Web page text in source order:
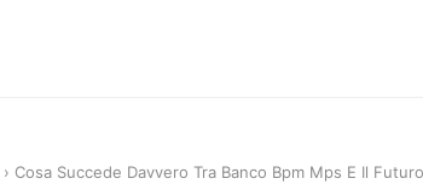
› Cosa Succede Davvero Tra Banco Bpm Mps E Il